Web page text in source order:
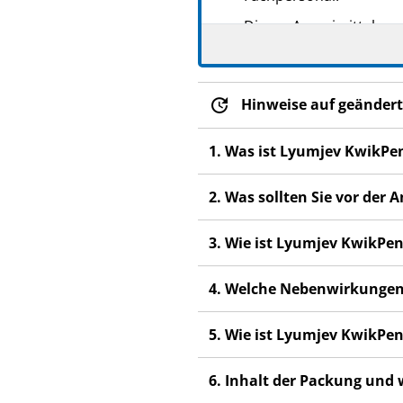
Dieses Arzneimittel
anderen Menschen
Wenn Sie
Fachpersonal. Dies
Hinweise auf
1. Was ist Lyumjev
2. Was sollten Sie vor der
3. Wie ist Lyumjev
4. Welche
5. Wie ist Lyumjev
6. Inhalt der Packung